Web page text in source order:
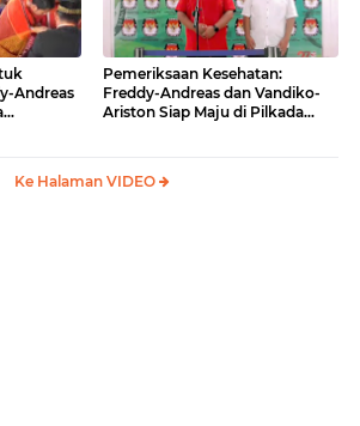
Andreas
Pemeriksaan Kesehatan:
Freddy-Andreas dan Vandiko-
Ariston Siap Maju di Pilkada
Ke Halaman VIDEO